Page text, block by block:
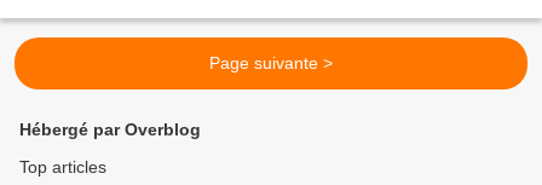
Page suivante >
Hébergé par Overblog
Top articles